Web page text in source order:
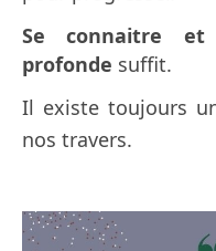
Se connaitre
profonde suffit.
Il existe toujours
nos travers.